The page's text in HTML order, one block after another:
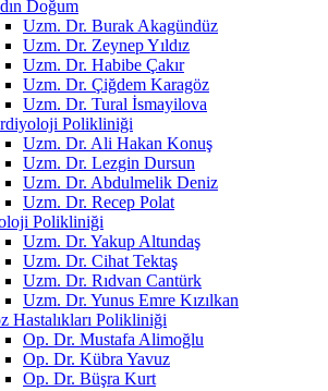
Doğum
Uzm. Dr. Burak Akagündüz
Uzm. Dr. Zeynep Yıldız
Uzm. Dr. Habibe Çakır
Uzm. Dr. Çiğdem Karagöz
Uzm. Dr. Tural İsmayilova
Polikliniği
Uzm. Dr. Ali Hakan Konuş
Uzm. Dr. Lezgin Dursun
Uzm. Dr. Abdulmelik Deniz
Uzm. Dr. Recep Polat
Polikliniği
Uzm. Dr. Yakup Altundaş
Uzm. Dr. Cihat Tektaş
Uzm. Dr. Rıdvan Cantürk
Uzm. Dr. Yunus Emre Kızılkan
Hastalıkları Polikliniği
Op. Dr. Mustafa Alimoğlu
Op. Dr. Kübra Yavuz
Op. Dr. Büşra Kurt